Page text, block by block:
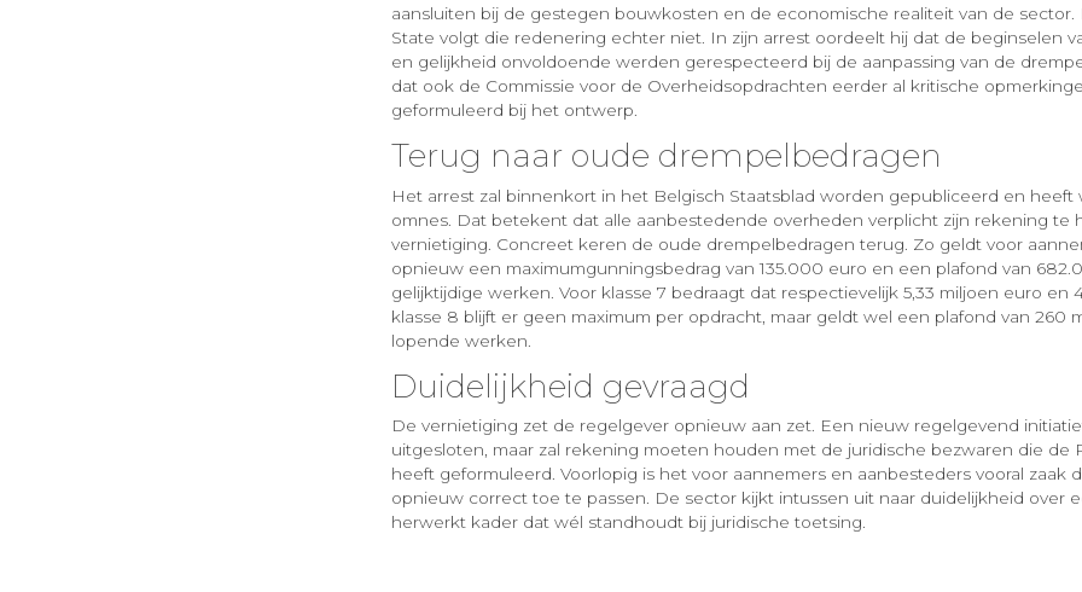
aansluiten bij de gestegen bouwkosten en de economische realiteit van de sector.
State volgt die redenering echter niet. In zijn arrest oordeelt hij dat de beginselen
en gelijkheid onvoldoende werden gerespecteerd bij de aanpassing van de
dat ook de Commissie voor de Overheidsopdrachten eerder al kritische
geformuleerd bij het ontwerp.
Terug naar oude drempelbedragen
Het arrest zal binnenkort in het Belgisch Staatsblad worden gepubliceerd en heeft
omnes. Dat betekent dat alle aanbestedende overheden verplicht zijn rekening te
vernietiging. Concreet keren de oude drempelbedragen terug. Zo geldt voor
opnieuw een maximumgunningsbedrag van 135.000 euro en een plafond van
gelijktijdige werken. Voor klasse 7 bedraagt dat respectievelijk 5,33 miljoen euro en
klasse 8 blijft er geen maximum per opdracht, maar geldt wel een plafond van 260
lopende werken.
Duidelijkheid gevraagd
De vernietiging zet de regelgever opnieuw aan zet. Een nieuw regelgevend
uitgesloten, maar zal rekening moeten houden met de juridische bezwaren die de
heeft geformuleerd. Voorlopig is het voor aannemers en aanbesteders vooral zaak
opnieuw correct toe te passen. De sector kijkt intussen uit naar duidelijkheid over
herwerkt kader dat wél standhoudt bij juridische toetsing.